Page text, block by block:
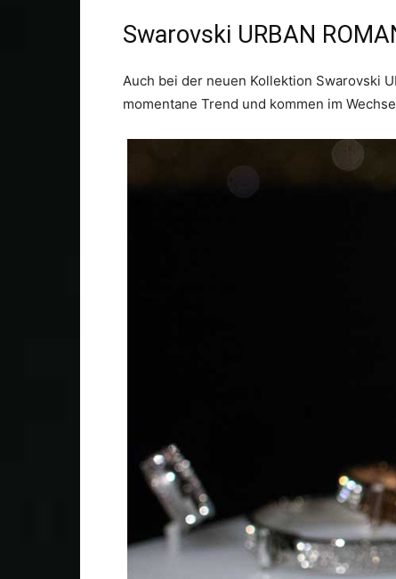
Swarovski URBAN
Auch bei der neuen Kollektion Swarovski
momentane Trend und kommen im